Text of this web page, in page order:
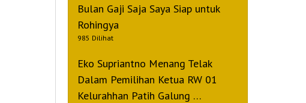
Bulan Gaji Saja Saya Siap untuk
Rohingya
985 Dilihat
Eko Supriantno Menang Telak
Dalam Pemilihan Ketua RW 01
Kelurahhan Patih Galung …